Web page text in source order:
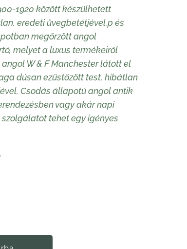
1920 között készülhetett
eredeti üvegbetétjével.p és
megőrzött angol
melyet a luxus termékeiről
W & F Manchester látott el
dúsan ezüstözött test, hibátlan
Csodás állapotú angol antik
vagy akár napi
tehet egy igényes